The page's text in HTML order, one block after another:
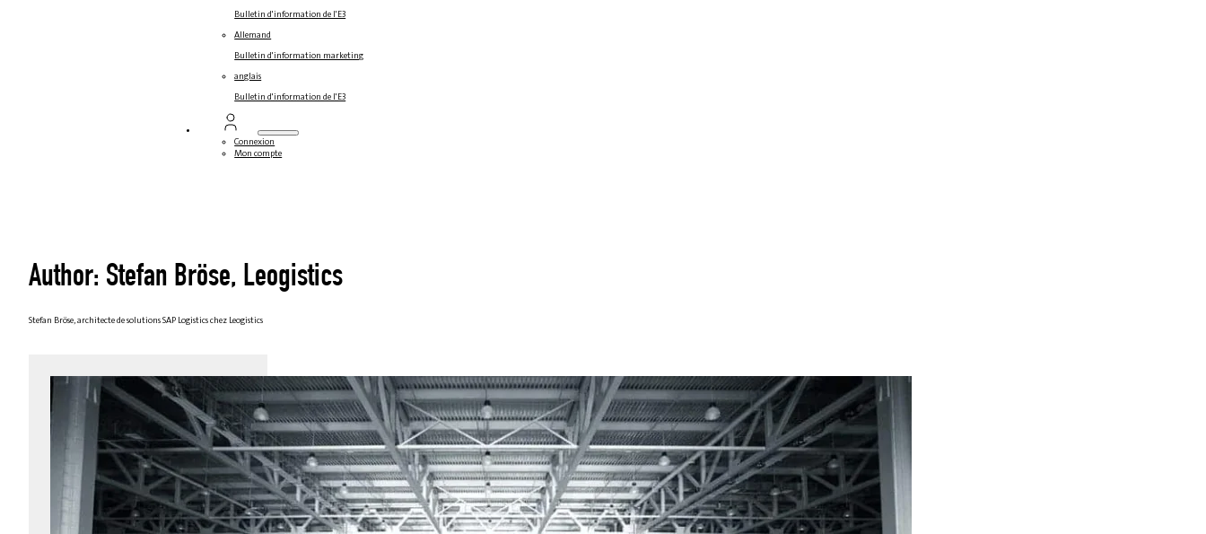
Bulletin d'information de l'E3
Allemand
Bulletin d'information marketing
anglais
Bulletin d'information de l'E3
Connexion
Mon compte
Author: Stefan Bröse, Leogistics
Stefan Bröse, architecte de solutions SAP Logistics chez Leogistics